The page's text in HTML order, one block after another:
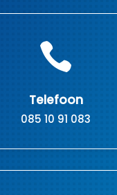

Telefoon
085 10 91 083